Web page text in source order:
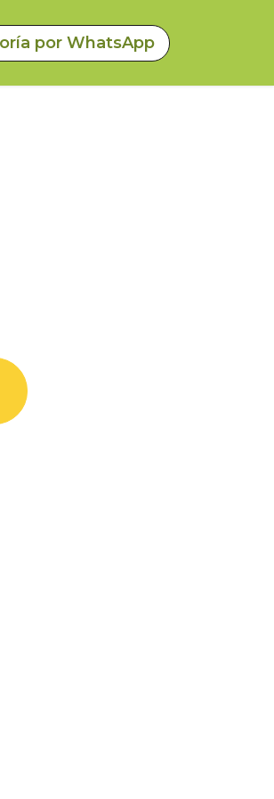
por WhatsApp